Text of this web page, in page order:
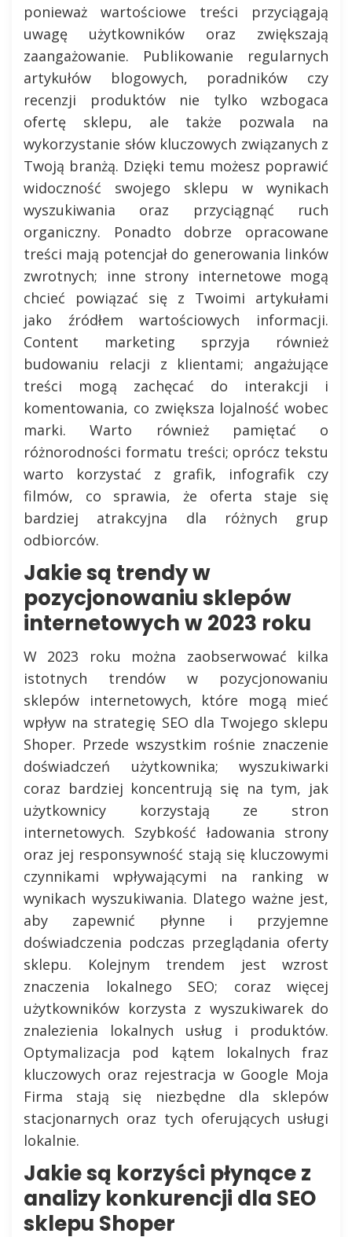
ponieważ wartościowe treści przyciągają
uwagę użytkowników oraz zwiększają
zaangażowanie. Publikowanie regularnych
artykułów blogowych, poradników czy
recenzji produktów nie tylko wzbogaca
ofertę sklepu, ale także pozwala na
wykorzystanie słów kluczowych związanych z
Twoją branżą. Dzięki temu możesz poprawić
widoczność swojego sklepu w wynikach
wyszukiwania oraz przyciągnąć ruch
organiczny. Ponadto dobrze opracowane
treści mają potencjał do generowania linków
zwrotnych; inne strony internetowe mogą
chcieć powiązać się z Twoimi artykułami
jako źródłem wartościowych informacji.
Content marketing sprzyja również
budowaniu relacji z klientami; angażujące
treści mogą zachęcać do interakcji i
komentowania, co zwiększa lojalność wobec
marki. Warto również pamiętać o
różnorodności formatu treści; oprócz tekstu
warto korzystać z grafik, infografik czy
filmów, co sprawia, że oferta staje się
bardziej atrakcyjna dla różnych grup
odbiorców.
Jakie są trendy w
pozycjonowaniu sklepów
internetowych w 2023 roku
W 2023 roku można zaobserwować kilka
istotnych trendów w pozycjonowaniu
sklepów internetowych, które mogą mieć
wpływ na strategię SEO dla Twojego sklepu
Shoper. Przede wszystkim rośnie znaczenie
doświadczeń użytkownika; wyszukiwarki
coraz bardziej koncentrują się na tym, jak
użytkownicy korzystają ze stron
internetowych. Szybkość ładowania strony
oraz jej responsywność stają się kluczowymi
czynnikami wpływającymi na ranking w
wynikach wyszukiwania. Dlatego ważne jest,
aby zapewnić płynne i przyjemne
doświadczenia podczas przeglądania oferty
sklepu. Kolejnym trendem jest wzrost
znaczenia lokalnego SEO; coraz więcej
użytkowników korzysta z wyszukiwarek do
znalezienia lokalnych usług i produktów.
Optymalizacja pod kątem lokalnych fraz
kluczowych oraz rejestracja w Google Moja
Firma stają się niezbędne dla sklepów
stacjonarnych oraz tych oferujących usługi
lokalnie.
Jakie są korzyści płynące z
analizy konkurencji dla SEO
sklepu Shoper